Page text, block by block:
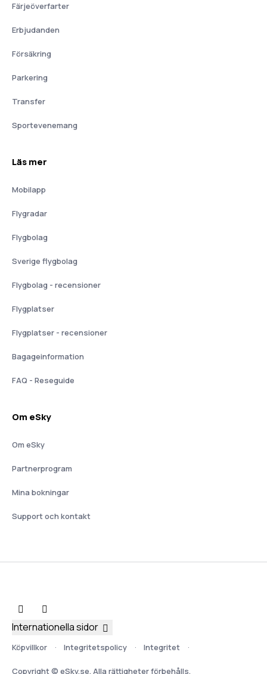
Färjeöverfarter
Erbjudanden
Försäkring
Parkering
Transfer
Sportevenemang
Läs mer
Mobilapp
Flygradar
Flygbolag
Sverige flygbolag
Flygbolag - recensioner
Flygplatser
Flygplatser - recensioner
Bagageinformation
FAQ - Reseguide
Om eSky
Om eSky
Partnerprogram
Mina bokningar
Support och kontakt
Köpvillkor Integritetspolicy Integritet
Copyright © eSky.se. Alla rättigheter förbehålls.
Internationella sidor